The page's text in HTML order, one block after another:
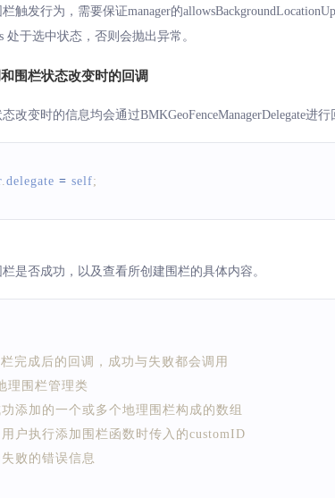
触发行为，需要保证manager的
处于选中状态，否则会抛出异常。
围栏状态改变时的回调
改变时的信息均会通过BMKGeoFenceManagerDelegate进行
delegate = self;
是否成功，以及查看所创建围栏的具体内容。
完成后的回调，成功与失败都会调用
理围栏管理类
添加的一个或多个地理围栏构成的数组
户执行添加围栏函数时传入的customID
败的错误信息